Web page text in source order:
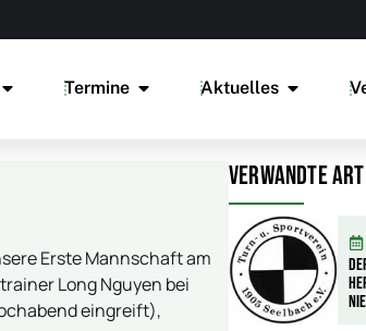
Termine Aktuelles
Erste Mannschaft am
Long Nguyen bei
eingreift),
Verwandte